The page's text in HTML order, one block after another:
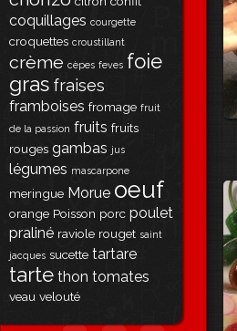
coquillages courgette
croquettes croustillant
crème cèpes feves foie
gras fraises
framboises fromage fruit
de la passion fruits fruits
rouges gambas jus
légumes mascarpone
meringue Morue oeuf
orange Poisson porc poulet
praliné raviole rouget saint
jacques sucette tartare
tarte thon tomates
veau velouté